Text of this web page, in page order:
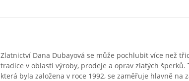
Zlatnictví Dana Dubayová se může pochlubit více než
tradice v oblasti výroby, prodeje a oprav zlatých šperků.
která byla založena v roce 1992, se zaměřuje hlavně na